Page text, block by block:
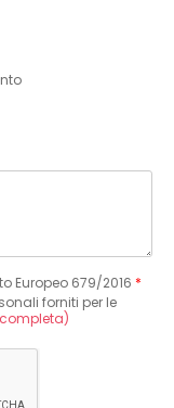
Europeo 679/2016 *
forniti per le